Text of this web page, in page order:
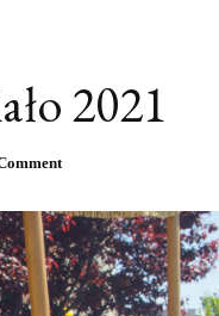
2021
on
Boże
Ciało
2021